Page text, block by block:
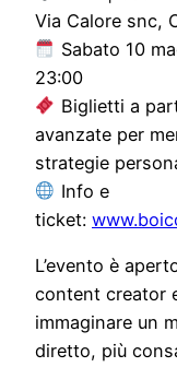
Via Calore snc,
Sabato 10
23:00
Biglietti a
avanzate per
strategie
Info e
ticket:
L’evento è
content creator
immaginare un
diretto, più